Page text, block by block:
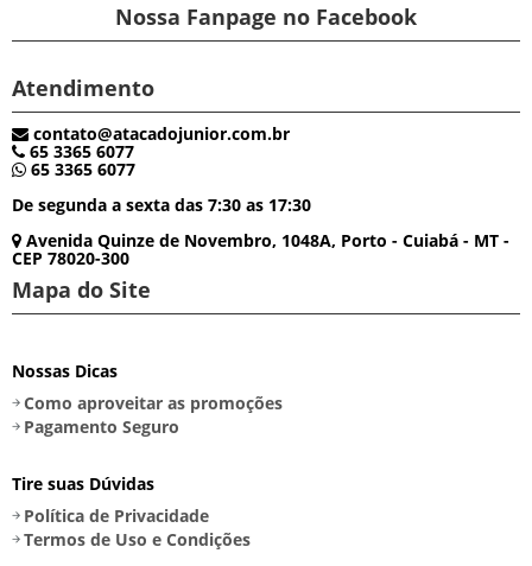
Nossa Fanpage no Facebook
Atendimento
contato@atacadojunior.com.br
65 3365 6077
65 3365 6077
De segunda a sexta das 7:30 as 17:30
Avenida Quinze de Novembro, 1048A, Porto - Cuiabá - MT -
CEP 78020-300
Mapa do Site
Nossas Dicas
Como aproveitar as promoções
Pagamento Seguro
Tire suas Dúvidas
Política de Privacidade
Termos de Uso e Condições